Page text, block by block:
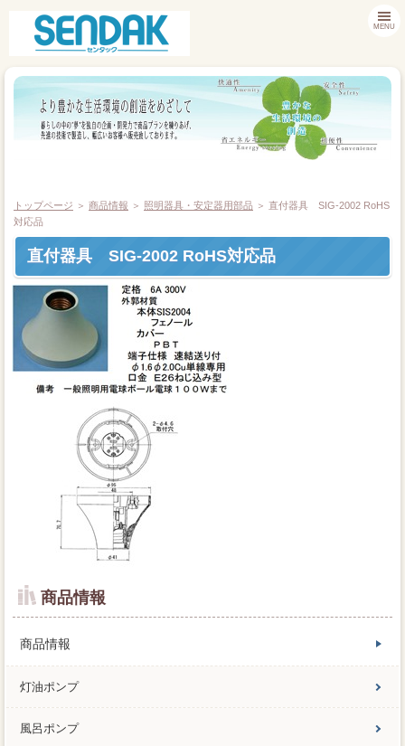
MENU
商品情報
お客様サポート
会社案内
トップページ ＞ 商品情報 ＞ 照明器具・安定器用部品 ＞ 直付器具 SIG-2002 RoHS
対応品
直付器具 SIG-2002 RoHS対応品
商品情報
商品情報
灯油ポンプ
風呂ポンプ